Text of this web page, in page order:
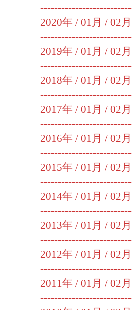
2020年 / 01月 / 02月
2019年 / 01月 / 02月
2018年 / 01月 / 02月
2017年 / 01月 / 02月
2016年 / 01月 / 02月
2015年 / 01月 / 02月
2014年 / 01月 / 02月
2013年 / 01月 / 02月
2012年 / 01月 / 02月
2011年 / 01月 / 02月